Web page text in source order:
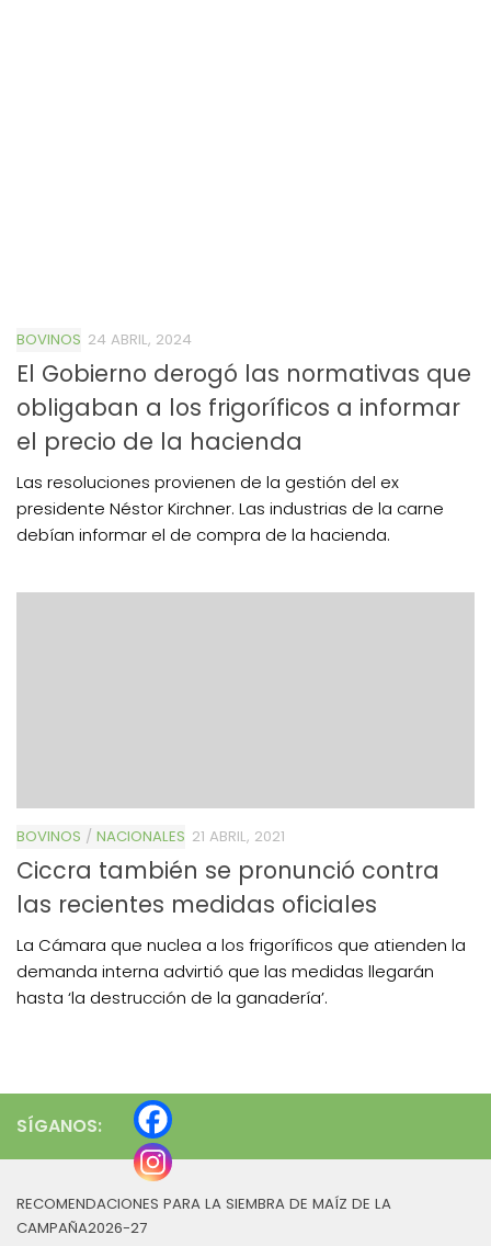
BOVINOS 24 ABRIL, 2024
El Gobierno derogó las normativas que
obligaban a los frigoríficos a informar
el precio de la hacienda
Las resoluciones provienen de la gestión del ex
presidente Néstor Kirchner. Las industrias de la carne
debían informar el de compra de la hacienda.
BOVINOS / NACIONALES 21 ABRIL, 2021
Ciccra también se pronunció contra
las recientes medidas oficiales
La Cámara que nuclea a los frigoríficos que atienden la
demanda interna advirtió que las medidas llegarán
hasta ‘la destrucción de la ganadería’.
SÍGANOS:
RECOMENDACIONES PARA LA SIEMBRA DE MAÍZ DE LA
CAMPAÑA2026-27